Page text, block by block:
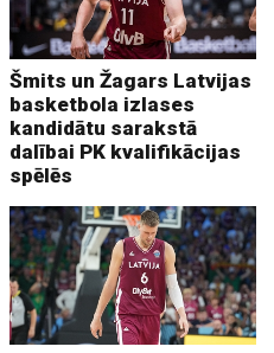
Šmits un Žagars Latvijas
basketbola izlases
kandidātu sarakstā
dalībai PK kvalifikācijas
spēlēs